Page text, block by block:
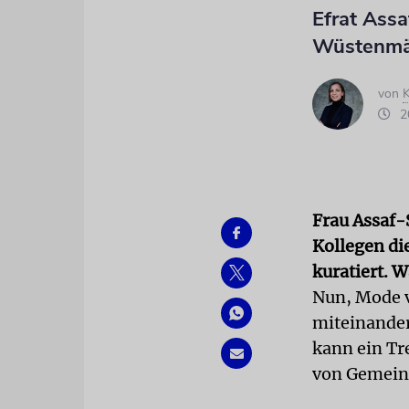
Efrat
von
Frau
Kollegen
kuratiert.
Nun, Mode
kann ein
von